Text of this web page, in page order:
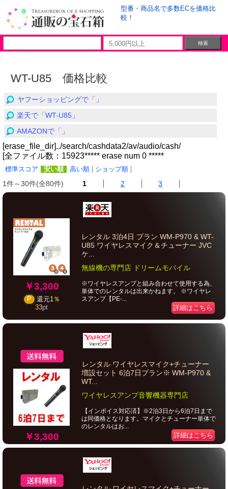
型番・商品名で多数ECを価格比
較！
WT-U85 価格比較
ヤフーショッピングで「」
楽天で「WT-U85」
AMAZONで「」
[erase_file_dir]../search/cashdata2/av/audio/cash/
[全ファイル数：15923***** erase num 0 *****
標準スコア 安い順 高い順 ショップ順
1件～30件(全80件) 1 2 3
￥3,300
P 還元1％
33pt
レンタル 3泊4日 プラン WM-P970 & WT-
U85 ワイヤレスマイク＆チューナー JVC
ケ...
無線機の専門店 ドリームモバイル
※ワイヤレスアンプと組み合わせて使用する為、
単体でのレンタルは出来かねます。 ※ワイヤレ
スアンプ【PE-...
詳細はこちら
￥3,300
レンタル ワイヤレスマイク+チューナー
増設セット 6泊7日プラン※ WM-P970 &
WT...
ワイヤレスアンプ音響機器専門店
【インボイス対応済】※2泊3日から6泊7日まで
は同価格となります。マイクとチューナー単体で
のレンタルはお...
詳細はこちら